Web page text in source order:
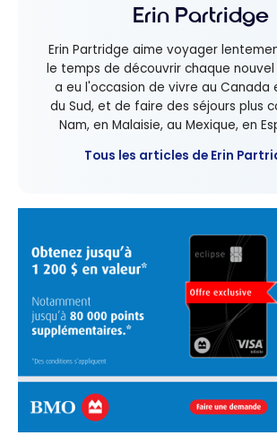
Erin Partridge
Erin Partridge aime voyager
le temps de découvrir chaque
a eu l'occasion de vivre au Canada
du Sud, et de faire des séjours plus
Nam, en Malaisie, au Mexique, en
Tous les articles de Erin